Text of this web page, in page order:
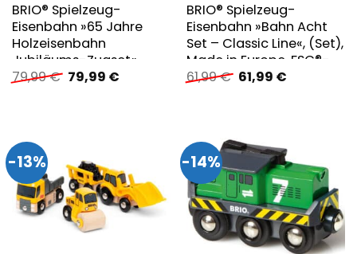
BRIO® Spielzeug-
Eisenbahn »65 Jahre
Holzeisenbahn
Jubiläums-Zugset«,
Made in Europe; FSC® –
79,99€ Ursprünglicher
Preis
79,99 €Aktueller
BRIO® Spielzeug-
Eisenbahn »Bahn Acht
Set – Classic Line«, (Set),
Made in Europe, FSC®-
schützt Wald – weltweit
61,99€ Ursprünglicher
Preis
61,99 €Aktueller
-13% -14%